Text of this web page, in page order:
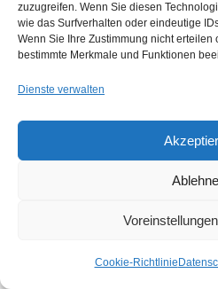
zuzugreifen. Wenn Sie diesen
wie das Surfverhalten oder eindeutige
Wenn Sie Ihre Zustimmung nicht erteilen
bestimmte Merkmale und Funktionen
Dienste verwalten
Cookie-Richtlinie
Missverständnissen zwischen den
übersehenen Details.
8. Beseitigen Sie
Unsicherheiten
nehmen, ist es wichtig, proaktiv
was sie mitbringen müssen, wie